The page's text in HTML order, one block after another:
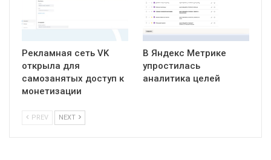
Рекламная сеть VK
открыла для
самозанятых доступ к
монетизации
В Яндекс Метрике
упростилась
аналитика целей
PREV NEXT